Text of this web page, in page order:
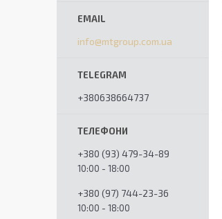
info@mtgroup.com.ua
+380638664737
+380 (93) 479-34-89
10:00 - 18:00
+380 (97) 744-23-36
10:00 - 18:00